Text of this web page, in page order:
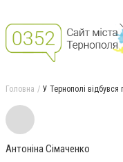
Головна У Тернополі
Антоніна Сімаченко